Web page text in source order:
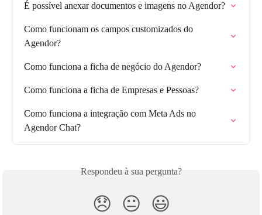
É possível anexar documentos e imagens no Agendor?
Como funcionam os campos customizados do
Agendor?
Como funciona a ficha de negócio do Agendor?
Como funciona a ficha de Empresas e Pessoas?
Como funciona a integração com Meta Ads no
Agendor Chat?
Respondeu à sua pergunta?
😞 😐 😃